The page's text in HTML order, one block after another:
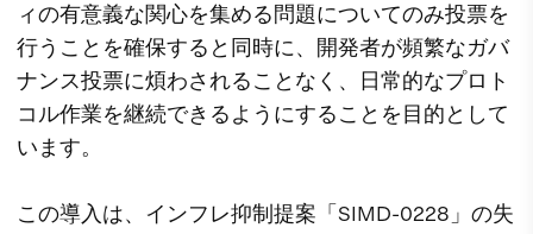
ィの有意義な関心を集める問題についてのみ投票を
行うことを確保すると同時に、開発者が頻繁なガバ
ナンス投票に煩わされることなく、日常的なプロト
コル作業を継続できるようにすることを目的として
います。
この導入は、インフレ抑制提案「SIMD-0228」の失